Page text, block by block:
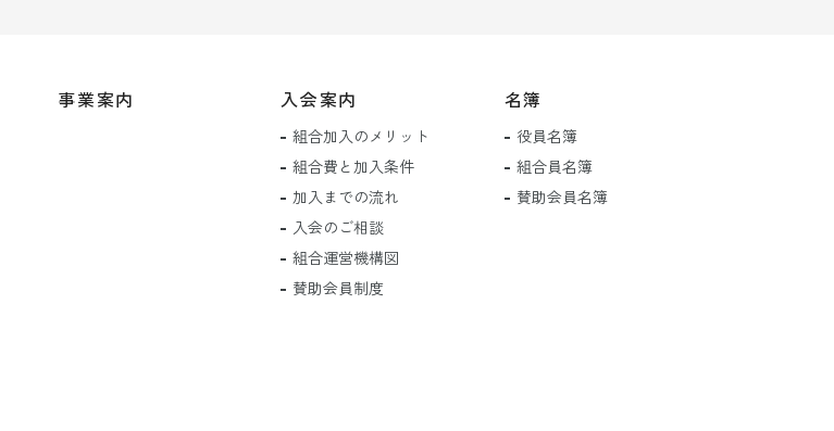
事業案内 入会案内
組合加入のメリット
組合費と加入条件
加入までの流れ
入会のご相談
組合運営機構図
賛助会員制度
名簿
役員名簿
組合員名簿
賛助会員名簿